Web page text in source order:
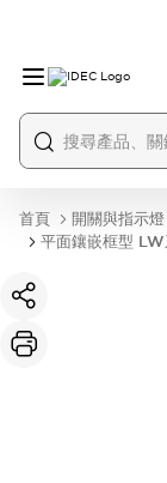
首頁 開關與指示燈
平面鑲嵌框型